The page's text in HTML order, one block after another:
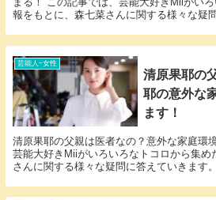
報をもとに、森七菜さんに関する様々な疑
芸能人ｰ女性
清原果耶の
耶の意外な
ます！
清原果耶の父親は医者なの？意外な家庭環
芸能大好きMiiがいろいろなトコロから集め
さんに関する様々な疑問に答えていきます